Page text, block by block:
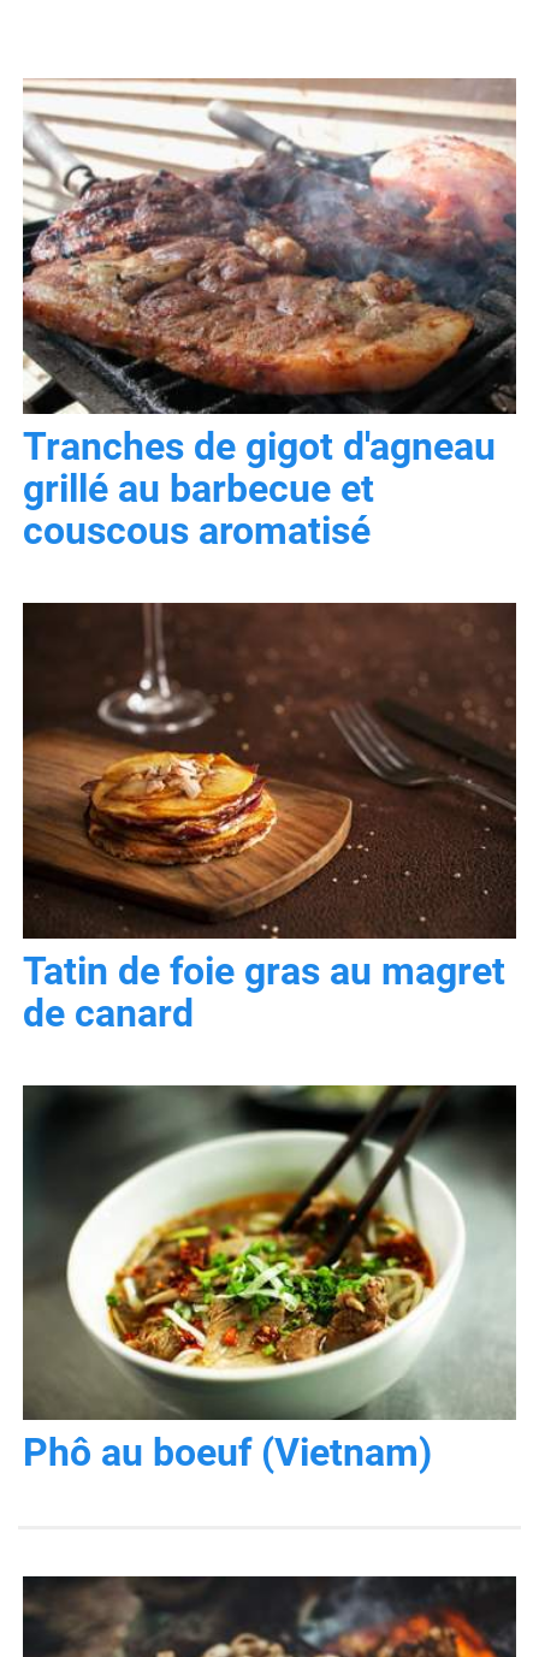
Tranches de gigot d'agneau
grillé au barbecue et
couscous aromatisé
Tatin de foie gras au magret
de canard
Phô au boeuf (Vietnam)